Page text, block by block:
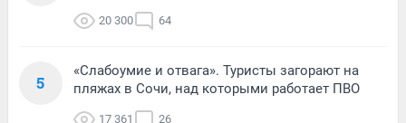
20 300 64
5
«Слабоумие и отвага». Туристы загорают на
пляжах в Сочи, над которыми работает ПВО
17 361 26